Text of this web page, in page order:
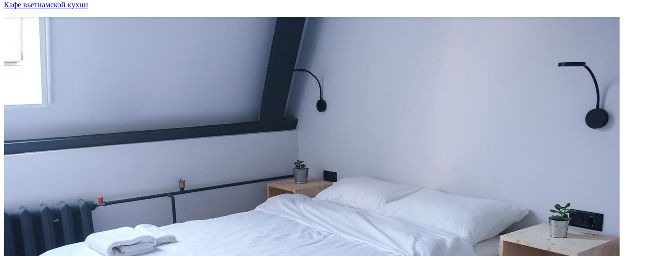
Кафе вьетнамской кухни